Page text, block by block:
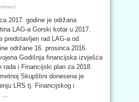
2017. godine je održana
LAG-a Gorski kotar u 2017.
predstavljen rad LAG-a od
održane 16. prosinca 2016.
Godišnja financijska izvješća
rada i Financijski plan za 2018.
Skupštini donesena je
LRS tj. Financijskog i
...